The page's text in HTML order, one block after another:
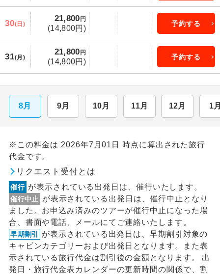
30(日)
21,800 円
(14,800円)
予約する
31(月)
21,800 円
(14,800円)
予約する
8月 9月 10月 11月 12月 1
※この料金は 2026年7月01日 時点に算出された旅行
代金です。
リクエスト受付とは
催行 が表示されている出発日は、催行いたします。
催行中止
が表示されている出発日は、催行中止となり
ました。お申込み済みのツアーが催行中止になった場
合、書面や電話、メールにてご連絡いたします。
早期割引
が表示されている出発日は、早期割引対象の
キャビンカテゴリーおよび出発日となります。また表
示されている旅行代金は割引後の金額となります。 出
発日・旅行代金表カレンダーの更新時間の関係で、割